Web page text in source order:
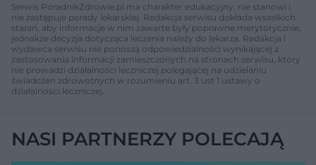
Serwis PoradnikZdrowie.pl ma charakter edukacyjny, nie stanowi i
nie zastępuje porady lekarskiej. Redakcja serwisu dokłada wszelkich
starań, aby informacje w nim zawarte były poprawne merytorycznie,
jednakże decyzja dotycząca leczenia należy do lekarza. Redakcja i
wydawca serwisu nie ponoszą odpowiedzialności wynikającej z
zastosowania informacji zamieszczonych na stronach serwisu, który
nie prowadzi działalności leczniczej polegającej na udzielaniu
świadczeń zdrowotnych w rozumieniu art. 3 ust 1 ustawy o
działalności leczniczej.
NASI PARTNERZY POLECAJĄ